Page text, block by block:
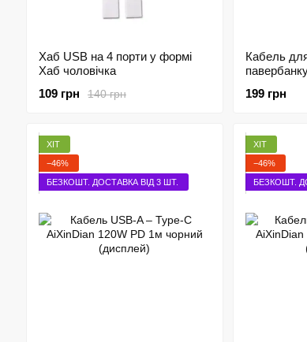
Хаб USB на 4 порти у формі
Хаб чоловічка
140 грн
109 грн
Кабель
199 грн
ХІТ
−46%
БЕЗКОШТ. ДОСТАВКА ВІД 3 ШТ.
ХІТ
−46%
БЕЗКОШТ.